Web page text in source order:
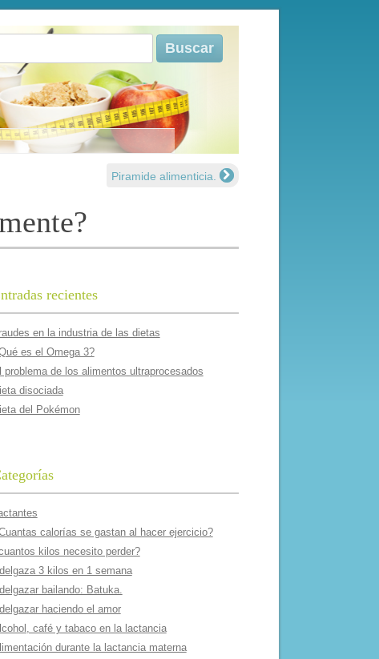
Piramide alimenticia.
recientes
en la industria de las dietas
es el Omega 3?
problema de los alimentos ultraprocesados
disociada
del Pokémon
calorí­as se gastan al hacer ejercicio?
kilos necesito perder?
3 kilos en 1 semana
bailando: Batuka.
haciendo el amor
café y tabaco en la lactancia
durante la lactancia materna